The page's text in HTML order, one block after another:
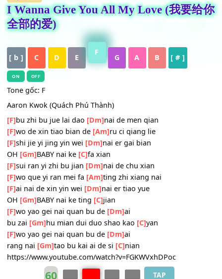
HỢP ÂM
I Wanna Give You All My Love (我要
全部的爱)
[ b ] C
ON OFF
Tone gốc: F
Aaron Kwok (Quách Phú Thành)
[F] bu zhi bu jue lai dao [Dm]
[F]wo de xin tiao bian de[Am]ru ci qiang lie
[F]shi jie yi jing yin wei[Dm]nai er gai bian
OH[Gm]BABY nai ke[C]fa xian
[F]sui ran yi zhi bu jian [Dm]nai de chu xian
[F] wo que yi ran mei fa[Am]ting zhi xiang nai
[F]ai nai de xin yin wei[Dm]nai er tiao yue
OH[Gm]BABY nai ke ting[C] jian
[F]wo yao gei nai quan bu de[Dm]ai
[Gm]hu mian dui duo shao kao [C]yan